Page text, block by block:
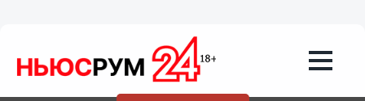
Нижегородцев приглашают к участию
в конкурсе литературных инициатив